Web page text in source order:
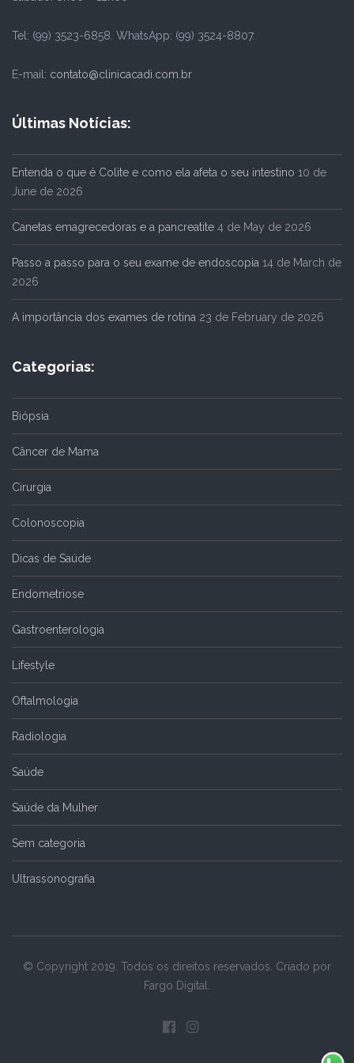
Tel: (99) 3523-6858. WhatsApp: (99) 3524-8807.
E-mail: contato@clinicacadi.com.br
Últimas Notícias:
Entenda o que é Colite e como ela afeta o seu intestino 10 de
June de 2026
Canetas emagrecedoras e a pancreatite 4 de May de 2026
Passo a passo para o seu exame de endoscopia 14 de March de
2026
A importância dos exames de rotina 23 de February de 2026
Categorias:
Biópsia
Câncer de Mama
Cirurgia
Colonoscopia
Dicas de Saúde
Endometriose
Gastroenterologia
Lifestyle
Oftalmologia
Radiologia
Saúde
Saúde da Mulher
Sem categoria
Ultrassonografia
© Copyright 2019. Todos os direitos reservados. Criado por
Fargo Digital.